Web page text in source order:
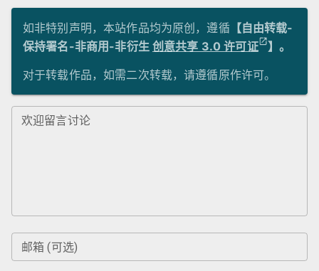
如非特别声明，本站作品均为原创，遵循【自由转载-
保持署名-非商用-非衍生 创意共享 3.0 许可证
】。
对于转载作品，如需二次转载，请遵循原作许可。
欢迎留言讨论
邮箱 (可选)